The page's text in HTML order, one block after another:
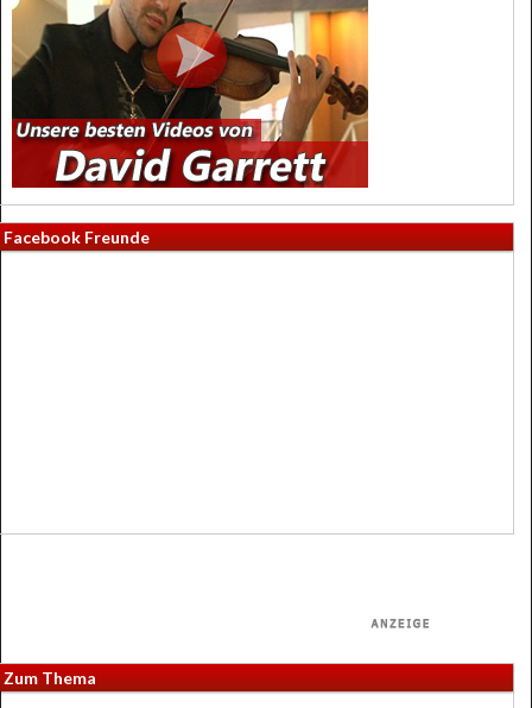
Facebook Freunde
Zum Thema